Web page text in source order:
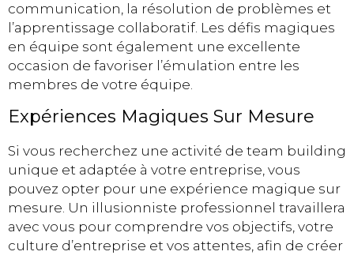
communication, la résolution de problèmes et
l’apprentissage collaboratif. Les défis magiques
en équipe sont également une excellente
occasion de favoriser l’émulation entre les
membres de votre équipe.
Expériences Magiques Sur Mesure
Si vous recherchez une activité de team building
unique et adaptée à votre entreprise, vous
pouvez opter pour une expérience magique sur
mesure. Un illusionniste professionnel travaillera
avec vous pour comprendre vos objectifs, votre
culture d’entreprise et vos attentes, afin de créer